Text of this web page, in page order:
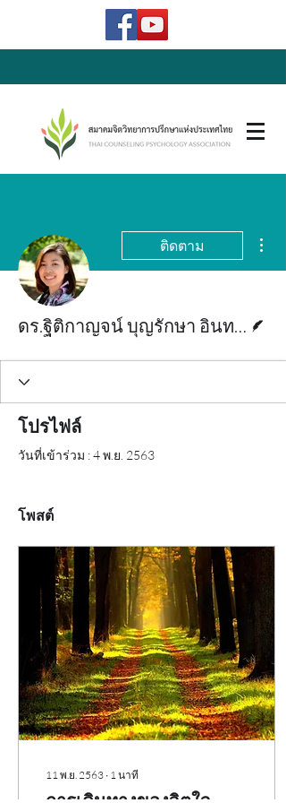
ติดตาม
ดร.ฐิติกาญจน์ บุญรักษา อินทาปัจ
โปรไฟล์
วันที่เข้าร่วม : 4 พ.ย. 2563
โพสต์
11 พ.ย. 2563 ∙ 1นาที